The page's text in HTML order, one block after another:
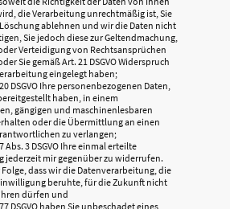
die Verarbeitung unrechtmäßig ist, Sie
ablehnen und wir die Daten nicht
Sie jedoch diese zur Geltendmachung,
Verteidigung von Rechtsansprüchen
Sie gemäß Art. 21 DSGVO Widerspruch
eingelegt haben;
DSGVO Ihre personenbezogenen Daten,
haben, in einem
gängigen und maschinenlesbaren
oder die Übermittlung an einen
zu verlangen;
Abs. 3 DSGVO Ihre einmal erteilte
jederzeit mir gegenüber zu widerrufen.
Folge, dass wir die Datenverarbeitung, die
beruhte, für die Zukunft nicht
dürfen und
DSGVO haben Sie unbeschadet eines